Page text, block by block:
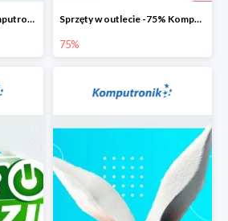
Komunijne okazje w Komputronik do -1500 zł Sprzęty w outlecie -75% Komputronik.pl
75%